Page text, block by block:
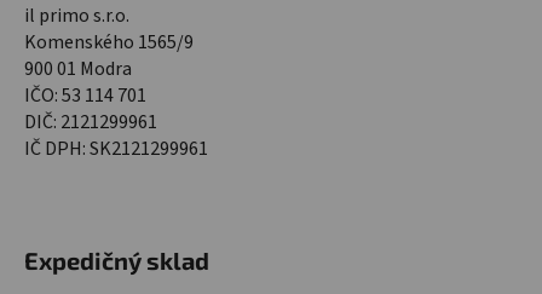
il primo s.r.o.
Komenského 1565/9
900 01 Modra
IČO: 53 114 701
DIČ: 2121299961
IČ DPH: SK2121299961
Expedičný sklad